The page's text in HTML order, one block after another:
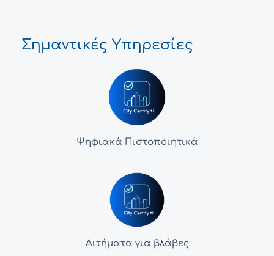
Σημαντικές Υπηρεσίες
Ψηφιακά Πιστοποιητικά
Αιτήματα για βλάβες